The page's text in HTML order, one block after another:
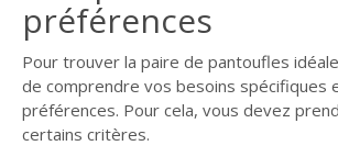
préférences
Pour trouver la paire de pantoufles
de comprendre vos besoins spécifiques
préférences. Pour cela, vous devez
certains critères.